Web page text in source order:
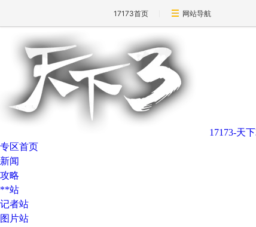
17173首页 网站导航
17173-天
专区首页
新闻
攻略
**站
记者站
图片站